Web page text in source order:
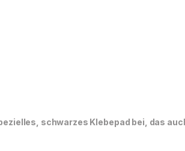
schwarzes Klebepad bei, das